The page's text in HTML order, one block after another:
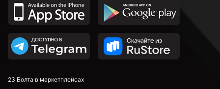
16 мм
18 мм
20 мм
23 Болта в маркетплейсах